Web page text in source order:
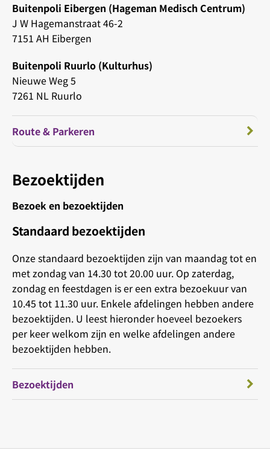
Buitenpoli Eibergen (Hageman Medisch Centrum)
J W Hagemanstraat 46-2
7151 AH Eibergen
Buitenpoli Ruurlo (Kulturhus)
Nieuwe Weg 5
7261 NL Ruurlo
Route & Parkeren
Bezoektijden
Bezoek en bezoektijden
Standaard bezoektijden
Onze standaard bezoektijden zijn van maandag tot en
met zondag van 14.30 tot 20.00 uur. Op zaterdag,
zondag en feestdagen is er een extra bezoekuur van
10.45 tot 11.30 uur. Enkele afdelingen hebben andere
bezoektijden. U leest hieronder hoeveel bezoekers
per keer welkom zijn en welke afdelingen andere
bezoektijden hebben.
Bezoektijden